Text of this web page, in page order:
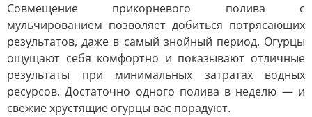
Совмещение прикорневого полива с
мульчированием позволяет добиться потрясающих
результатов, даже в самый знойный период. Огурцы
ощущают себя комфортно и показывают отличные
результаты при минимальных затратах водных
ресурсов. Достаточно одного полива в неделю — и
свежие хрустящие огурцы вас порадуют.